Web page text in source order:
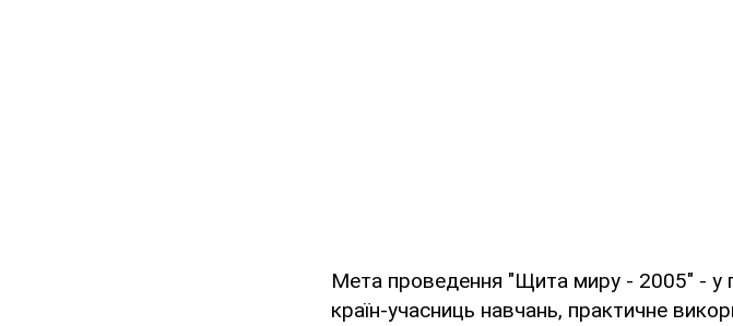
Мета проведення "Щита миру - 2005" - у
країн-учасниць навчань, практичне